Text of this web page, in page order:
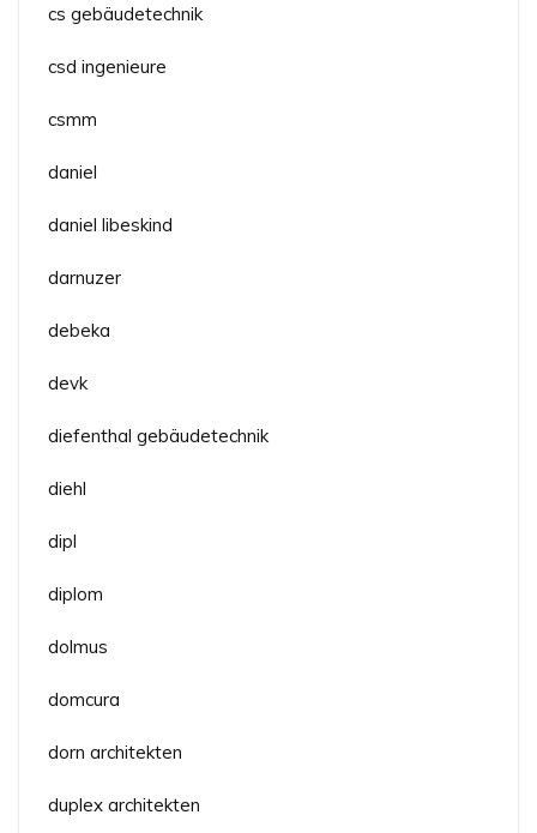
cs gebäudetechnik
csd ingenieure
csmm
daniel
daniel libeskind
darnuzer
debeka
devk
diefenthal gebäudetechnik
diehl
dipl
diplom
dolmus
domcura
dorn architekten
duplex architekten